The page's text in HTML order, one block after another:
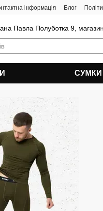
інформація Блог
Павла Полуботка 9,
СУМКИ